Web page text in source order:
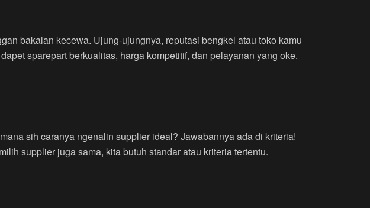
bakalan kecewa. Ujung-ujungnya, reputasi bengkel atau toko kamu
sparepart berkualitas, harga kompetitif, dan pelayanan yang oke.
sih caranya ngenalin supplier ideal? Jawabannya ada di kriteria!
supplier juga sama, kita butuh standar atau kriteria tertentu.